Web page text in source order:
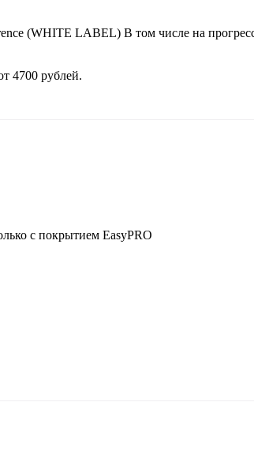
(WHITE LABEL) В том числе на
4700 рублей.
с покрытием EasyPRO